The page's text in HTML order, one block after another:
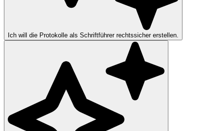
Ich will die Protokolle als Schriftführer rechtssicher erstellen.